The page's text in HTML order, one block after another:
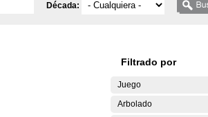
Década:
Filtrado por
Juego
Arbolado